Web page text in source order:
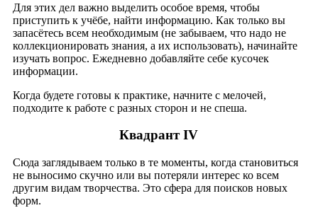
Для этих дел важно выделить особое время, чтобы
приступить к учёбе, найти информацию. Как только вы
запасётесь всем необходимым (не забываем, что надо не
коллекционировать знания, а их использовать), начинайте
изучать вопрос. Ежедневно добавляйте себе кусочек
информации.
Когда будете готовы к практике, начните с мелочей,
подходите к работе с разных сторон и не спеша.
Квадрант IV
Сюда заглядываем только в те моменты, когда становиться
не выносимо скучно или вы потеряли интерес ко всем
другим видам творчества. Это сфера для поисков новых
форм.